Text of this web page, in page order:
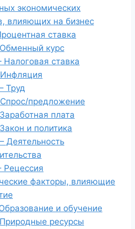
экономических
влияющих на бизнес
ставка
курс
ставка
Труд
предложение
плата
и политика
Деятельность
Рецессия
факторы, влияющие
и обучение
ресурсы